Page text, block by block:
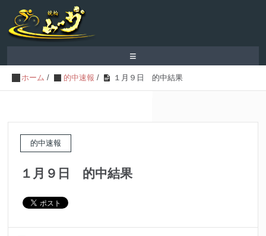
≡
ホーム / 的中速報 / １月９日 的中結果
的中速報
１月９日 的中結果